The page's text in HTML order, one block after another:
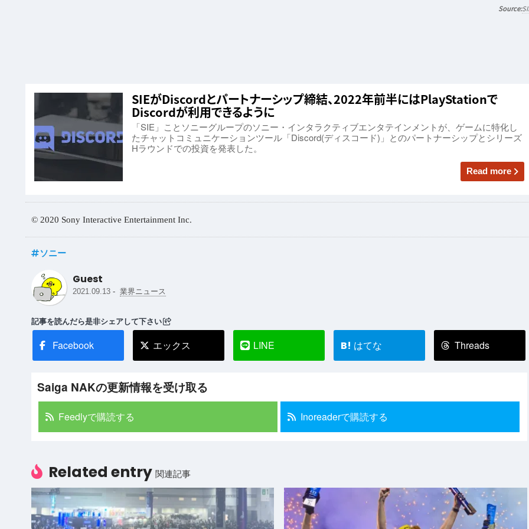
SIEがDiscordとパートナーシップ締結、2022年前半にはPlayStationで
Discordが利用できるように
「SIE」ことソニーグループのソニー・インタラクティブエンタテインメントが、ゲームに特化し
たチャットコミュニケーションツール「Discord(ディスコード)」とのパートナーシップとシリーズ
Hラウンドでの投資を発表した。
Read more
© 2020 Sony Interactive Entertainment Inc.
ソニー
Guest
2021.09.13- 業界ニュース
記事を読んだら是非シェアして下さい
Facebook エックス LINE B! はてな Threads
Saiga NAKの更新情報を受け取る
Feedlyで購読する Inoreaderで購読する
Related entry 関連記事